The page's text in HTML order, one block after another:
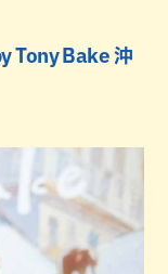
Tony Bake 沖